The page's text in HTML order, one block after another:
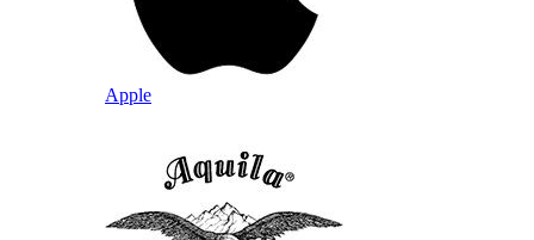
Apple